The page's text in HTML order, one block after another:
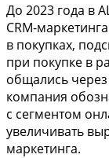
До 2023 года в
CRM-
в покупках,
при покупке в
общались
компания
с сегментом
увеличивать
маркетинга.